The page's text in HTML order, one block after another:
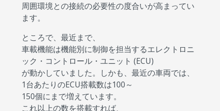
周囲環境との接続の必要性の度合いが高まってい
ます。
ところで、最近まで、
車載機能は機能別に制御を担当するエレクトロニ
ック・コントロール・ユニット (ECU)
が動かしていました。しかも、最近の車両では、
1台あたりのECU搭載数は100～
150個にまで増えています。
これ以上の数を搭載すれば、